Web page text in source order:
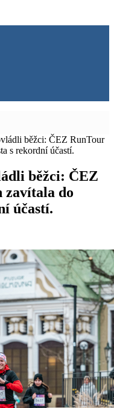
běžci: ČEZ RunTour
s rekordní účastí.
běžci: ČEZ
do
účastí.